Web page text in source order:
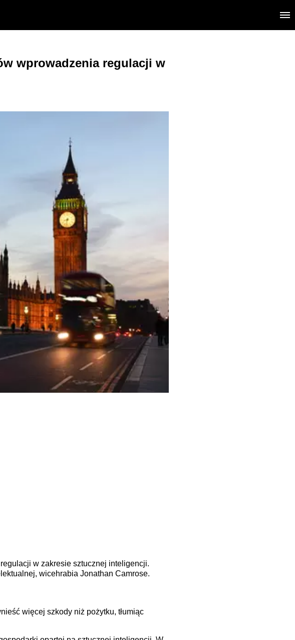
wprowadzenia regulacji w
w zakresie sztucznej inteligencji.
wicehrabia Jonathan Camrose.
więcej szkody niż pożytku, tłumiąc